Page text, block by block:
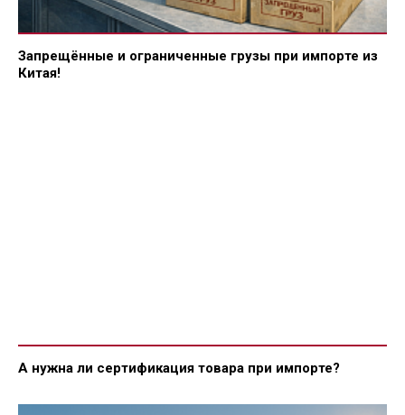
Запрещённые и ограниченные грузы при импорте из
Китая!
А нужна ли сертификация товара при импорте?